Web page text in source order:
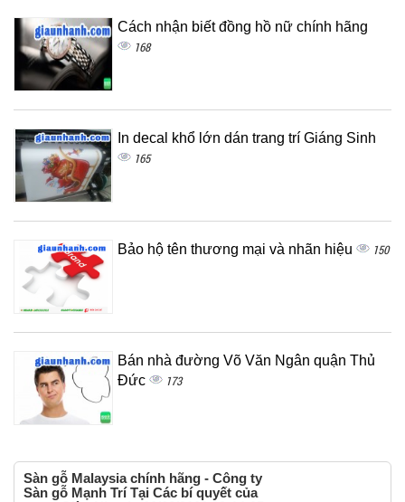
Cách nhận biết đồng hồ nữ chính hãng
168
In decal khổ lớn dán trang trí Giáng Sinh
165
Bảo hộ tên thương mại và nhãn hiệu 150
Bán nhà đường Võ Văn Ngân quận Thủ
Đức
173
Sàn gỗ Malaysia chính hãng - Công ty
Sàn gỗ Mạnh Trí Tại Các bí quyết của